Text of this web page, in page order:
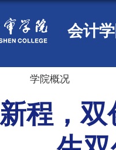
会计
学院概况
程，